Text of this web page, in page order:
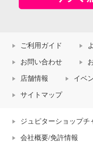
ご利用ガイド
お問い合わせ
店舗情報 イベ
サイトマップ
ジュピターショップチ
会社概要/免許情報